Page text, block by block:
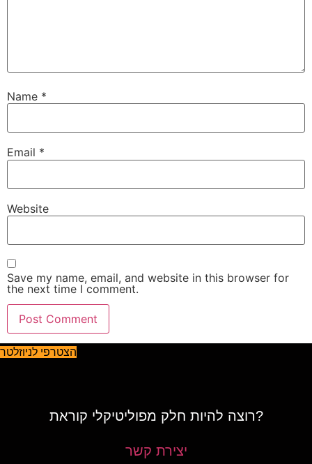
Name *
Email *
Website
Save my name, email, and website in this browser for
the next time I comment.
הצטרפי לניוזלטר
רוצה להיות חלק מפוליטיקלי קוראת?
יצירת קשר